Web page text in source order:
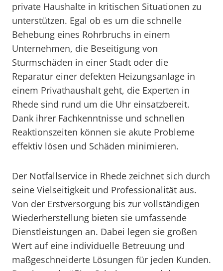
private Haushalte in kritischen Situationen zu
unterstützen. Egal ob es um die schnelle
Behebung eines Rohrbruchs in einem
Unternehmen, die Beseitigung von
Sturmschäden in einer Stadt oder die
Reparatur einer defekten Heizungsanlage in
einem Privathaushalt geht, die Experten in
Rhede sind rund um die Uhr einsatzbereit.
Dank ihrer Fachkenntnisse und schnellen
Reaktionszeiten können sie akute Probleme
effektiv lösen und Schäden minimieren.
Der Notfallservice in Rhede zeichnet sich durch
seine Vielseitigkeit und Professionalität aus.
Von der Erstversorgung bis zur vollständigen
Wiederherstellung bieten sie umfassende
Dienstleistungen an. Dabei legen sie großen
Wert auf eine individuelle Betreuung und
maßgeschneiderte Lösungen für jeden Kunden.